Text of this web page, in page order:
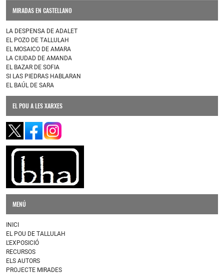
MIRADAS EN CASTELLANO
LA DESPENSA DE ADALET
EL POZO DE TALLULAH
EL MOSAICO DE AMARA
LA CIUDAD DE AMANDA
EL BAZAR DE SOFIA
SI LAS PIEDRAS HABLARAN
EL BAÚL DE SARA
EL POU A LES XARXES
MENÚ
INICI
EL POU DE TALLULAH
L'EXPOSICIÓ
RECURSOS
ELS AUTORS
PROJECTE MIRADES